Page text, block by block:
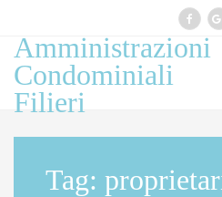
Professione esercitata ai sensi
legge 14 gennaio 2013, n 4
Amministrazioni
Condominiali
Filieri
Tag: